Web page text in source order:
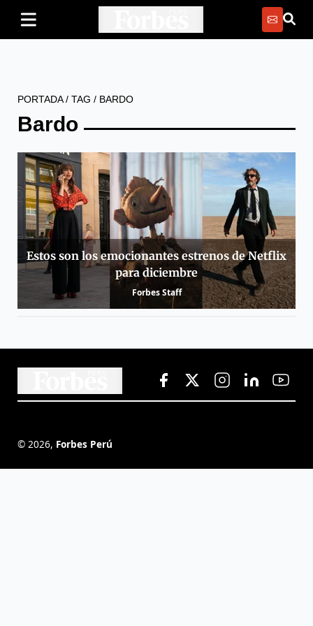
PORTADA/ TAG / BARDO
Bardo
Estos son los emocionantes estrenos de Netflix
para diciembre
Forbes Staff
© 2026, Forbes Perú